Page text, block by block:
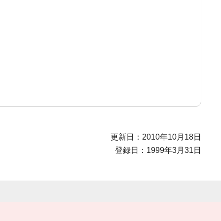
更新日：2010年10月18日
登録日：1999年3月31日